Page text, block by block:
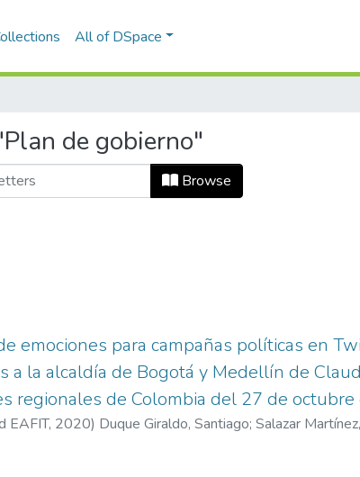
All of DSpace
de gobierno"
Browse
emociones para campañas políticas en
a la alcaldía de Bogotá y Medellín de
regionales de Colombia del 27 de
EAFIT, 2020) Duque Giraldo, Santiago; Salazar